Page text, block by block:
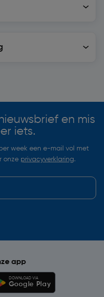
en mis
iets.
week een e-mail vol met
onze privacyverklaring.
app
DOWNLOAD VIA
Google Play